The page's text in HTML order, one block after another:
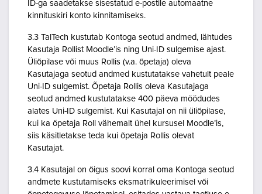
ID-ga saadetakse sisestatud e-postile automaatne
kinnituskiri konto kinnitamiseks.
3.3 TalTech kustutab Kontoga seotud andmed, lähtudes
Kasutaja Rollist Moodle’is ning Uni-ID sulgemise ajast.
Üliõpilase või muus Rollis (v.a. õpetaja) oleva
Kasutajaga seotud andmed kustutatakse vahetult peale
Uni-ID sulgemist. Õpetaja Rollis oleva Kasutajaga
seotud andmed kustutatakse 400 päeva möödudes
alates Uni-ID sulgemist. Kui Kasutajal on nii üliõpilase,
kui ka õpetaja Roll vähemalt ühel kursusel Moodle’is,
siis käsitletakse teda kui õpetaja Rollis olevat
Kasutajat.
3.4 Kasutajal on õigus soovi korral oma Kontoga seotud
andmete kustutamiseks eksmatrikuleerimisel või